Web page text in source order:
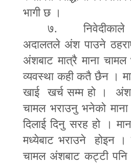
भागी छ ।
७. निवेदीकाले
अदालतले अंश पाउने
अंशबाट मात्रै माना चामल
व्यवस्था कही कतै छैन ।
खाई खर्च सम्म हो ।
चामल भराउनु भनेको माना
दिलाई दिनु सरह हो ।
मध्येबाट भराउने होइन ।
चामल अंशबाट कट्टी